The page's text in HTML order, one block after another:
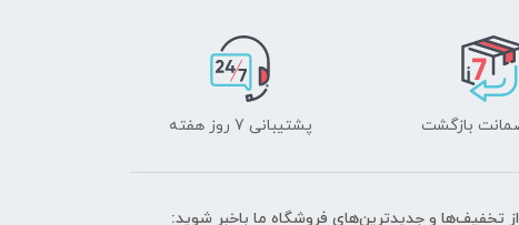
پشتیبانی 7 روز هفته
از تخفیف‌ها و جدیدترین‌های فروشگاه ما باخبر شوید: